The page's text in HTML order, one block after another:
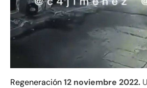
Regeneración12 noviembre 2022.